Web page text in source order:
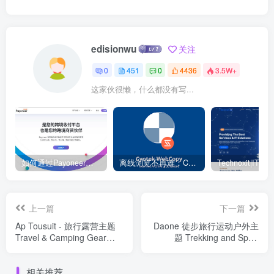
edisionwu 关注
0 451 0 4436 3.5W+
这家伙很懒，什么都没有写...
如何通过Payoneer派安盈转账？ – 电商独立站 离线浏览不再难：Cyotek WebCopy 助你轻松下载整站
上一篇
Ap Tousuit - 旅行露营主题
Travel & Camping Gear
下一篇
Daone 徒步旅行运动户外主
题 Trekking and Sport